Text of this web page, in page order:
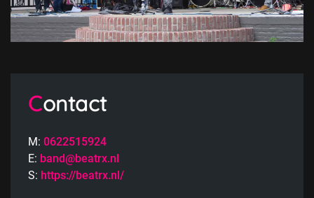
Contact
M: 0622515924
E: band@beatrx.nl
S: https://beatrx.nl/